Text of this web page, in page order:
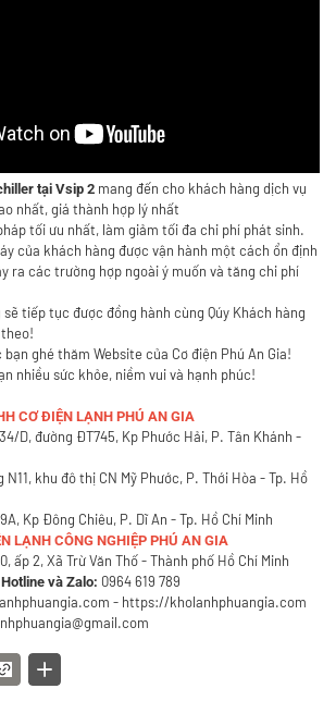
tại Vsip 2 mang đến cho khách hàng dịch vụ
nhất, giá thành hợp lý nhất
tối ưu nhất, làm giảm tối đa chi phí phát sinh.
của khách hàng được vận hành một cách ổn định
ra các trường hợp ngoài ý muốn và tăng chi phí
sẽ tiếp tục được đồng hành cùng Qúy Khách hàng
bạn ghé thăm Website của Cơ điện Phú An Gia!
nhiều sức khỏe, niềm vui và hạnh phúc!
CƠ ĐIỆN LẠNH PHÚ AN GIA
đường ĐT745, Kp Phước Hải, P. Tân Khánh -
khu đô thị CN Mỹ Phước, P. Thới Hòa - Tp. Hồ
Đông Chiêu, P. Dĩ An - Tp. Hồ Chí Minh
LẠNH CÔNG NGHIỆP PHÚ AN GIA
ấp 2, Xã Trừ Văn Thố - Thành phố Hồ Chí Minh
Hotline và Zalo: 0964 619 789
- https://kholanhphuangia.com